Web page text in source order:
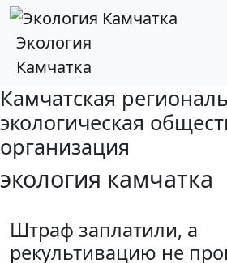
Экология
Камчатка
Камчатская
экологическая
организация
экология камчатка
Штраф заплатили, а
рекультивацию не